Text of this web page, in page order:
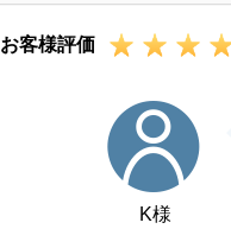
お客様評価
K様